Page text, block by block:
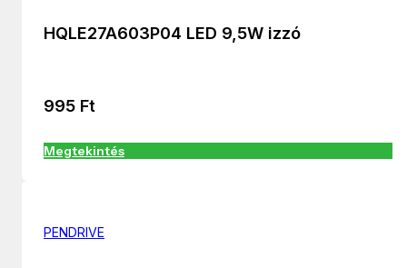
HQLE27A603P04 LED 9,5W izzó
995 Ft
Megtekintés
PENDRIVE